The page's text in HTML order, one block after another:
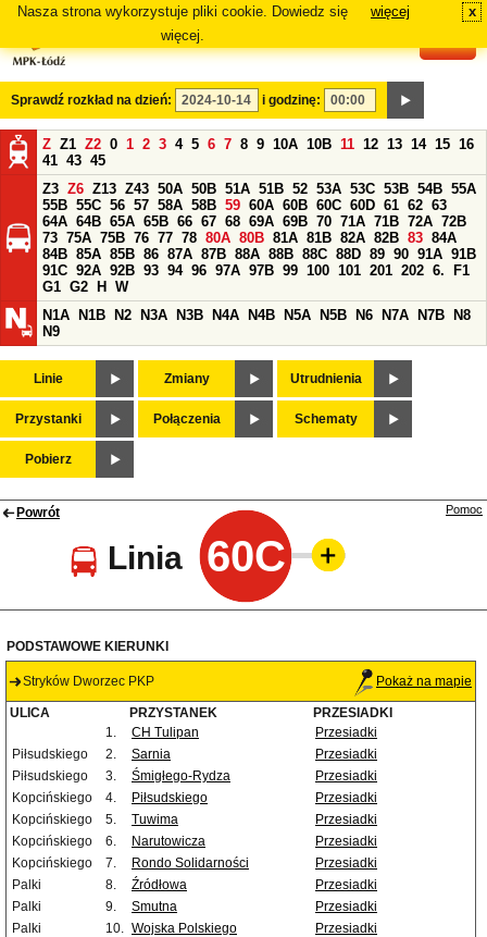
Nasza strona wykorzystuje pliki cookie. Dowiedz się
więcej.
więcej x
Sprawdź rozkład na dzień: i godzinę:
Z Z1 Z2 0 1 2 3 4 5 6 7 8 9 10A 10B 11 12 13 14 15 16
41 43 45
Z3 Z6 Z13 Z43 50A 50B 51A 51B 52 53A 53C 53B 54B 55A
55B 55C 56 57 58A 58B 59 60A 60B 60C 60D 61 62 63
64A 64B 65A 65B 66 67 68 69A 69B 70 71A 71B 72A 72B
73 75A 75B 76 77 78 80A 80B 81A 81B 82A 82B 83 84A
84B 85A 85B 86 87A 87B 88A 88B 88C 88D 89 90 91A 91B
91C 92A 92B 93 94 96 97A 97B 99 100 101 201 202 6.
F1
G1 G2 H
W
N1A
N1B N2 N3A N3B N4A N4B N5A N5B N6 N7A N7B
N8
N9
Linie Zmiany Utrudnienia
Przystanki Połączenia Schematy
Pobierz
Powrót
Linia 60C
Pomoc
PODSTAWOWE KIERUNKI
Stryków Dworzec PKP Pokaż na mapie
ULICA PRZYSTANEK
PRZESIADKI
1.
CH Tulipan
Przesiadki
Piłsudskiego
2. Sarnia
Przesiadki
Piłsudskiego
3. Śmigłego-Rydza
Przesiadki
Kopcińskiego
4. Piłsudskiego
Przesiadki
Kopcińskiego
5. Tuwima
Przesiadki
Kopcińskiego
6. Narutowicza
Przesiadki
Kopcińskiego
7. Rondo Solidarności
Przesiadki
Palki
8. Źródłowa
Przesiadki
Palki
9. Smutna
Przesiadki
Palki
10. Wojska Polskiego
Przesiadki